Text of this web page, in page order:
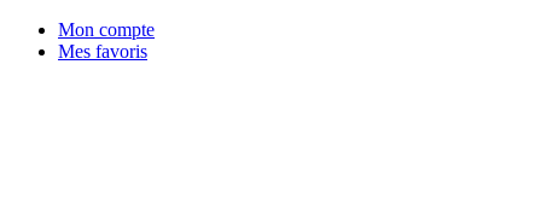
Mon compte
Mes favoris